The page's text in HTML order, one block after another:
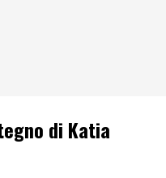
di Katia